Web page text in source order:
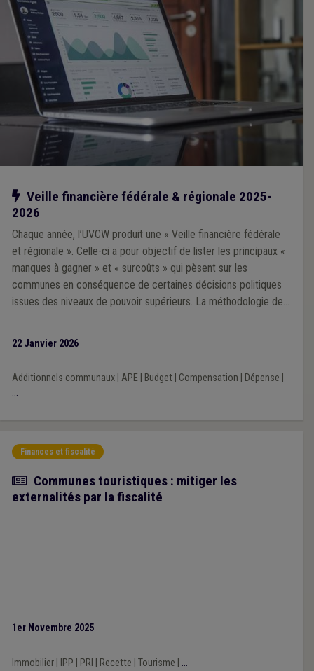
Notre action
Veille financière fédérale & régionale 2025-
2026
Chaque année, l’UVCW produit une « Veille financière fédérale
et régionale ». Celle-ci a pour objectif de lister les principaux «
manques à gagner » et « surcoûts » qui pèsent sur les
communes en conséquence de certaines décisions politiques
issues des niveaux de pouvoir supérieurs. La méthodologie de
22 Janvier 2026
Additionnels communaux| APE Budget| Compensation Dépense
...
Finances et fiscalité
Article
Communes touristiques : mitiger les
externalités par la fiscalité
1er Novembre 2025
Immobilier| IPP PRI Recette Tourisme ...